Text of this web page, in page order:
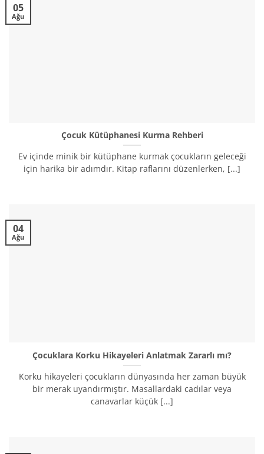
Çocuk Kütüphanesi Kurma Rehberi
Ev içinde minik bir kütüphane kurmak çocukların geleceği
için harika bir adımdır. Kitap raflarını düzenlerken, [...]
05
Ağu
Çocuklara Korku Hikayeleri Anlatmak Zararlı mı?
Korku hikayeleri çocukların dünyasında her zaman büyük
bir merak uyandırmıştır. Masallardaki cadılar veya
canavarlar küçük [...]
04
Ağu